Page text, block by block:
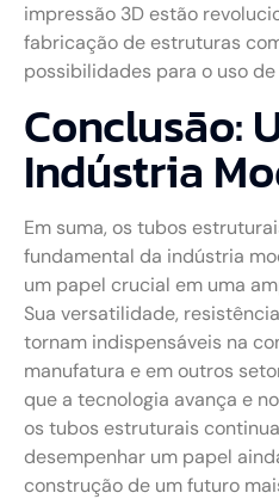
impressão 3D estão
fabricação de estruturas
possibilidades para o uso
Conclusão:
Indústria
Em suma, os tubos
fundamental da indústria
um papel crucial em uma
Sua versatilidade,
tornam indispensáveis na
manufatura e em outros
que a tecnologia avança e
os tubos estruturais
desempenhar um papel
construção de um futuro